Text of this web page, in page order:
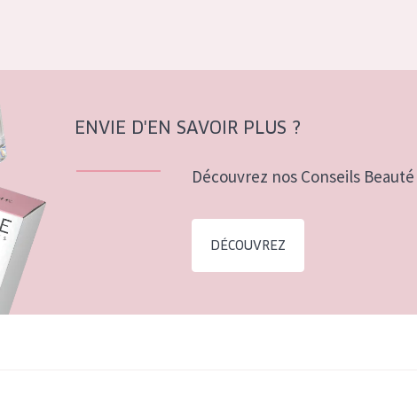
ENVIE D'EN SAVOIR PLUS ?
Découvrez nos Conseils
DÉCOUVREZ